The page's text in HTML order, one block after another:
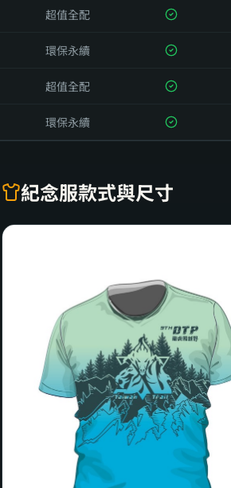
超值全配
環保永續
超值全配
環保永續
紀念服款式與尺寸